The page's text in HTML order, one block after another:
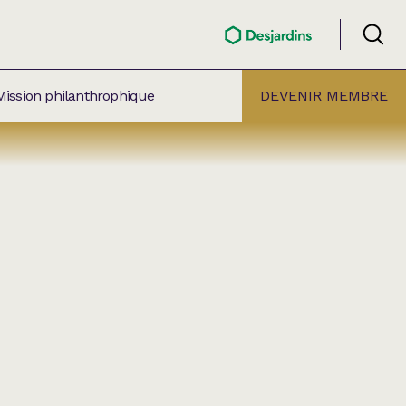
philanthrophique DEVENIR MEMBRE